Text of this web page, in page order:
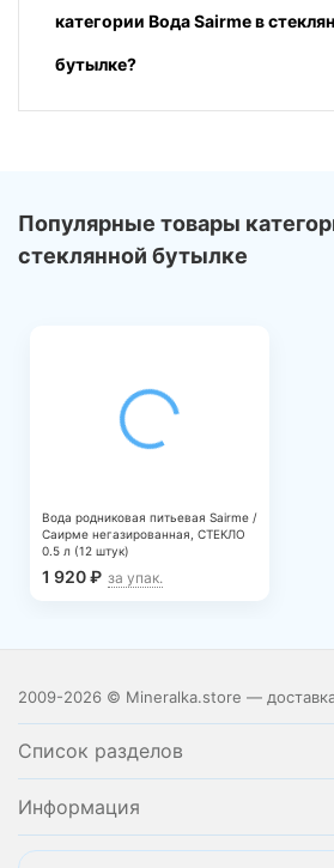
категории Вода Sairme в
бутылке?
Популярные товары
стеклянной бутылке
Вода родниковая питьевая Sairme /
Саирме негазированная, СТЕКЛО
0.5 л (12 штук)
1 920₽ за упак.
2009-2026 © Mineralka.store —
Список разделов
Информация